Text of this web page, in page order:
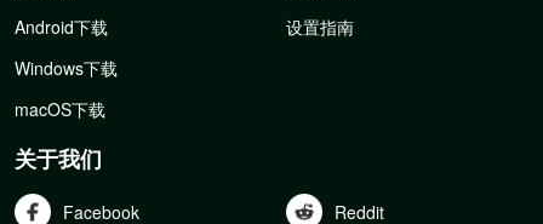
Android下载
Windows下载
macOS下载
设置指南
关于我们
Facebook Reddit